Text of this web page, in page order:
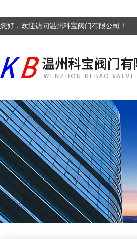
您好，欢迎访问温州科宝阀门有限公司！